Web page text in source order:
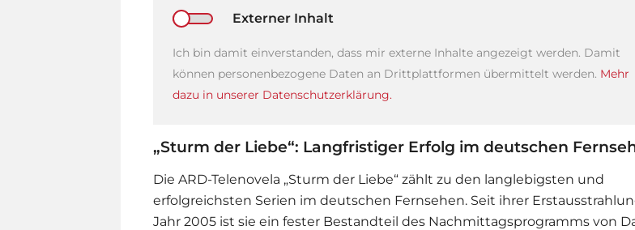
Externer Inhalt
Ich bin damit einverstanden, dass mir externe Inhalte angezeigt werden. Damit
können personenbezogene Daten an Drittplattformen übermittelt werden. Mehr
dazu in unserer Datenschutzerklärung.
„Sturm der Liebe“: Langfristiger Erfolg im deutschen
Die ARD-Telenovela „Sturm der Liebe“ zählt zu den langlebigsten und
erfolgreichsten Serien im deutschen Fernsehen. Seit ihrer
Jahr 2005 ist sie ein fester Bestandteil des Nachmittagsprogramms von